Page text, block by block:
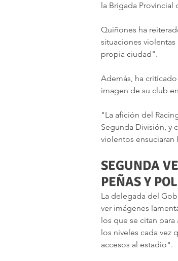
la Brigada
Quiñones ha
situaciones
propia ciudad".
Además, ha
imagen de su club
"La afición del
Segunda División, y
violentos
SEGUNDA
PEÑAS Y
La delegada del
ver imágenes
los que se citan
los niveles cada
accesos al estadio".